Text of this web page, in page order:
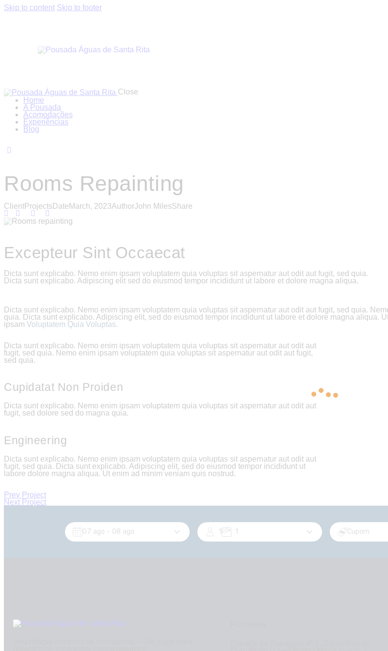
Skip to content Skip to footer
Close
Home
A Pousada
Acomodações
Experiências
Blog
Rooms Repainting
ClientProjects Date March, 2023AuthorJohn MilesShare
Excepteur Sint Occaecat
Dicta sunt explicabo. Nemo enim ipsam voluptatem quia voluptas sit aspernatur aut odit aut fugit, sed quia.
Dicta sunt explicabo. Adipiscing elit sed do eiusmod tempor incididunt ut labore et dolore magna aliqua.
Dicta sunt explicabo. Nemo enim ipsam voluptatem quia voluptas sit aspernatur aut odit aut fugit, sed quia.
quia. Dicta sunt explicabo. Adipiscing elit, sed do eiusmod tempor incididunt ut labore et dolore magna aliqua.
ipsam Voluptatem Quia Voluptas.
Dicta sunt explicabo. Nemo enim ipsam voluptatem quia voluptas sit aspernatur aut odit aut
fugit, sed quia. Nemo enim ipsam voluptatem quia voluptas sit aspernatur aut odit aut fugit,
sed quia.
Cupidatat Non Proiden
Dicta sunt explicabo. Nemo enim ipsam voluptatem quia voluptas sit aspernatur aut odit aut
fugit, sed dolore sed do magna quia.
Engineering
Dicta sunt explicabo. Nemo enim ipsam voluptatem quia voluptas sit aspernatur aut odit aut
fugit, sed quia. Dicta sunt explicabo. Adipiscing elit, sed do eiusmod tempor incididunt ut
labore dolore magna aliqua. Ut enim ad minim veniam quis nostrud.
Prev Project
Next Project
07 ago - 08 ago 1 1 Cupom